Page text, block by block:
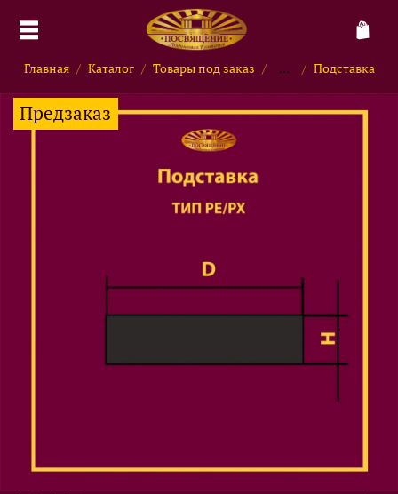
Главная Каталог Товары под заказ ... Подставка
Предзаказ